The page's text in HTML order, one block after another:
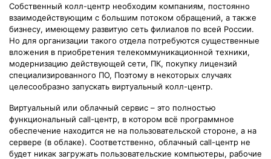
Собственный колл-центр необходим компаниям, постоянно
взаимодействующим с большим потоком обращений, а также
бизнесу, имеющему развитую сеть филиалов по всей России.
Но для организации такого отдела потребуются существенные
вложения в приобретения телекоммуникационной техники,
модернизацию действующей сети, ПК, покупку лицензий
специализированного ПО, Поэтому в некоторых случаях
целесообразно запускать виртуальный колл-центр.
Виртуальный или облачный сервис – это полностью
функциональный call-центр, в котором всё программное
обеспечение находится не на пользовательской стороне, а на
сервере (в облаке). Соответственно, облачный call-центр не
будет никак загружать пользовательские компьютеры, рабочие